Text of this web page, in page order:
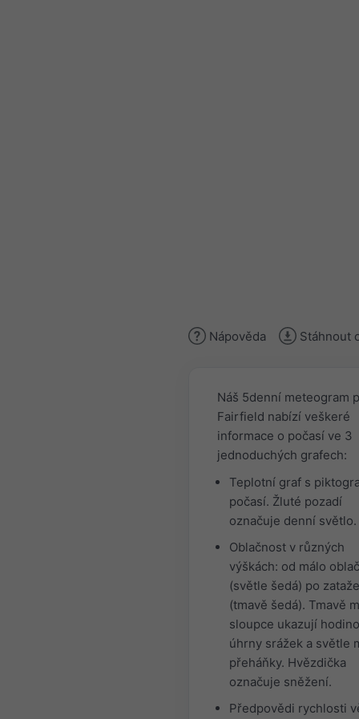
Nápověda Stáhnout
Náš 5denní meteogram
Fairfield nabízí veškeré
informace o počasí ve 3
jednoduchých grafech:
Teplotní graf s
počasí. Žluté pozadí
označuje denní světlo.
Oblačnost v různých
výškách: od málo
(světle šedá) po
(tmavě šedá). Tmavě
sloupce ukazují
úhrny srážek a světle
přeháňky. Hvězdička
označuje sněžení.
Předpovědi rychlosti